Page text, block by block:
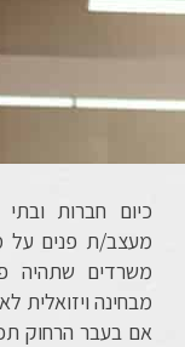
כיום חברות
מעצב/ת פנים על
משרדים שתהיה
מבחינה ויזואלית
אם בעבר הרחוק